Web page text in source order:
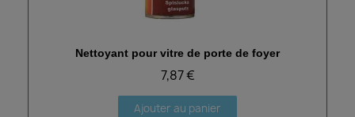
Aperçu rapide
Nettoyant pour vitre de porte de foyer
7,87 €
Ajouter au panier